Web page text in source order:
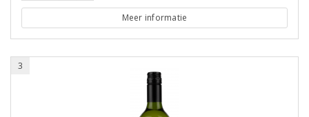
Meer informatie
3